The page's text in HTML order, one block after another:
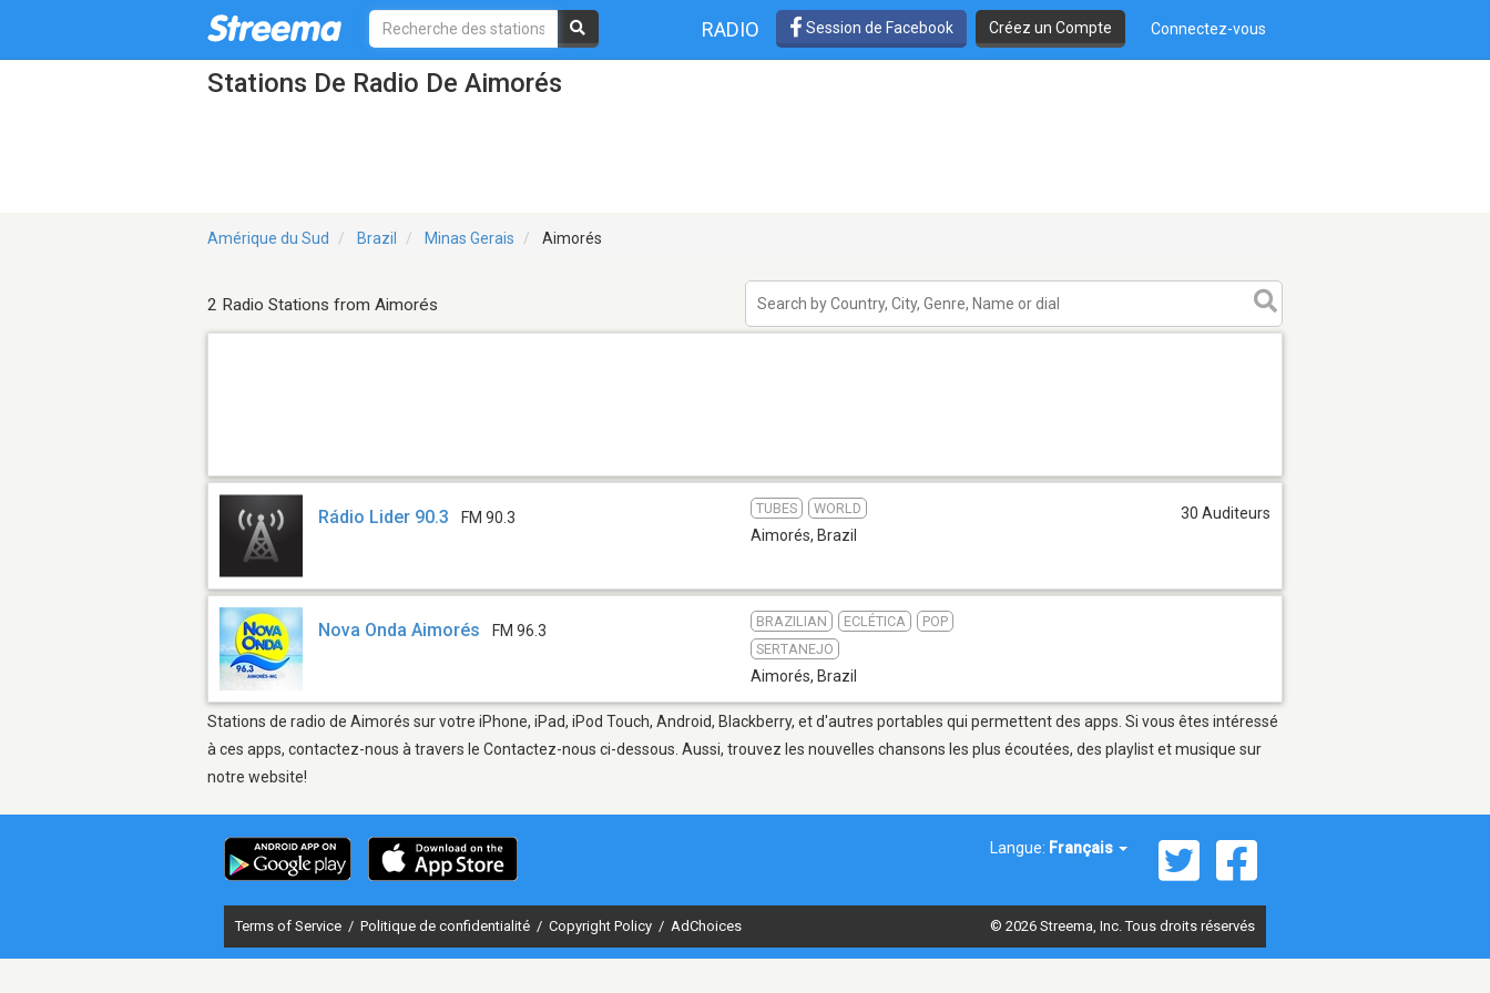
RADIO Session de Facebook Créez un Compte Connectez-vous
Stations De Radio De Aimorés
Amérique du Sud Brazil Minas Gerais Aimorés
2 Radio Stations from Aimorés
Rádio Lider 90.3 FM 90.3
TUBES WORLD
Aimorés, Brazil
30 Auditeurs
Nova Onda Aimorés FM 96.3
BRAZILIAN ECLÉTICA
POP
SERTANEJO
Aimorés, Brazil
Stations de radio de Aimorés sur votre iPhone, iPad, iPod Touch, Android, Blackberry, et d'autres portables qui permettent des apps. Si vous êtes intéressé
à ces apps, contactez-nous à travers le Contactez-nous ci-dessous. Aussi, trouvez les nouvelles chansons les plus écoutées, des playlist et musique sur
notre website!
Langue: Français
Terms of Service / Politique de confidentialité / Copyright Policy / AdChoices © 2026 Streema, Inc. Tous droits réservés